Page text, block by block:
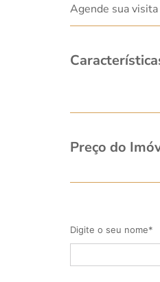
Agende sua
Preço do
Digite o seu nome*